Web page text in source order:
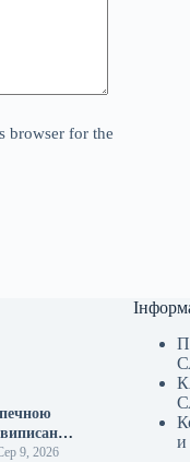
browser for the
9, 2026
и